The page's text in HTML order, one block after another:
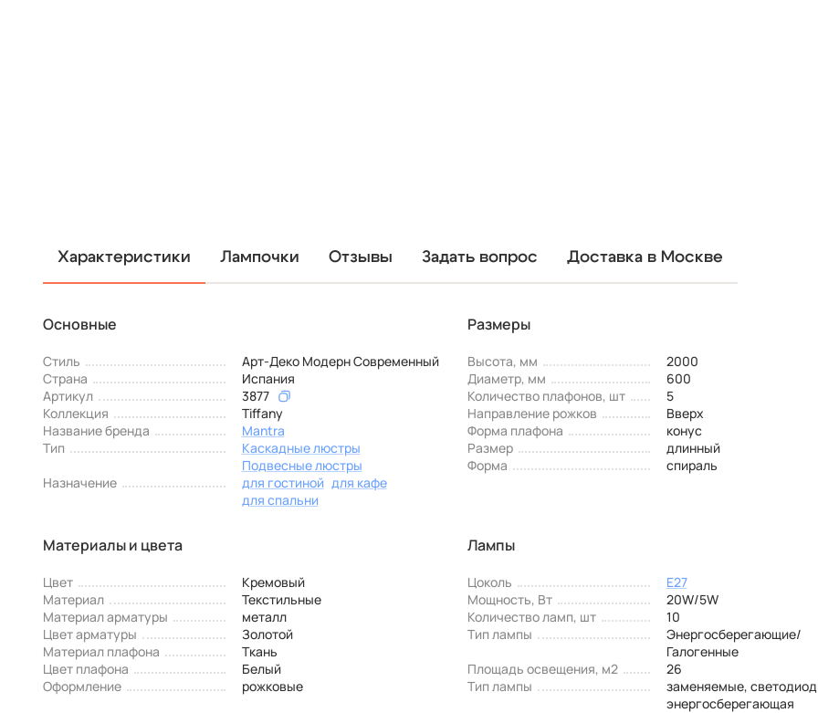
Характеристики Лампочки Отзывы Задать вопрос Доставка в Москве
Основные
Стиль
Арт-Деко Модерн Современный
Страна
Испания
Артикул
3877
Коллекция
Tiffany
Название бренда
Mantra
Тип
Каскадные люстры
Подвесные люстры
Назначение
для гостиной для кафе
для спальни
Размеры
Высота, мм
2000
Диаметр, мм
600
Количество плафонов, шт
5
Направление рожков
Вверх
Форма плафона
конус
Размер
длинный
Форма
спираль
Материалы и цвета
Цвет
Кремовый
Материал
Текстильные
Материал арматуры
металл
Цвет арматуры
Золотой
Материал плафона
Ткань
Цвет плафона
Белый
Оформление
рожковые
Лампы
Цоколь
E27
Мощность, Вт
20W/5W
Количество ламп, шт
10
Тип лампы
Энергосберегающие/
Галогенные
Площадь освещения, м2
26
Тип лампы
заменяемые,
энергосберегающая